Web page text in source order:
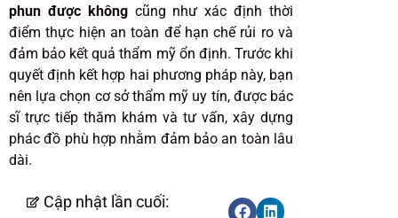
phun được không cũng như xác định thời
điểm thực hiện an toàn để hạn chế rủi ro và
đảm bảo kết quả thẩm mỹ ổn định. Trước khi
quyết định kết hợp hai phương pháp này, bạn
nên lựa chọn cơ sở thẩm mỹ uy tín, được bác
sĩ trực tiếp thăm khám và tư vấn, xây dựng
phác đồ phù hợp nhằm đảm bảo an toàn lâu
dài.
Cập nhật lần cuối: